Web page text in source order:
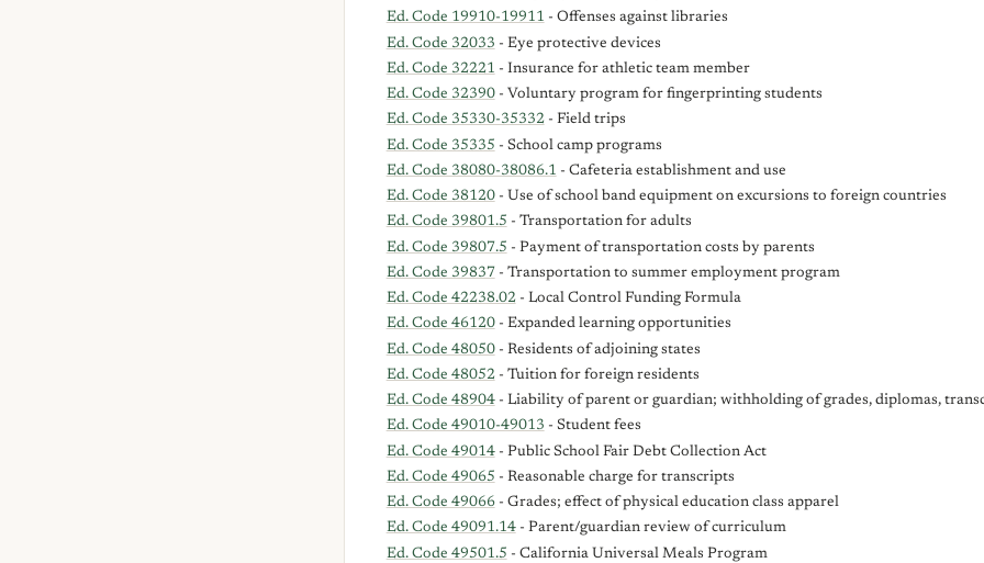
Ed. Code 19910-19911 - Offenses against libraries
Ed. Code 32033 - Eye protective devices
Ed. Code 32221 - Insurance for athletic team member
Ed. Code 32390- Voluntary program for fingerprinting students
Ed. Code 35330-35332- Field trips
Ed. Code 35335 - School camp programs
Ed. Code 38080-38086.1 - Cafeteria establishment and use
Ed. Code 38120- Use of school band equipment on excursions to foreign countries
Ed. Code 39801.5 - Transportation for adults
Ed. Code 39807.5 - Payment of transportation costs by parents
Ed. Code 39837- Transportation to summer employment program
Ed. Code 42238.02- Local Control Funding Formula
Ed. Code 46120- Expanded learning opportunities
Ed. Code 48050- Residents of adjoining states
Ed. Code 48052- Tuition for foreign residents
Ed. Code 48904- Liability of parent or guardian; withholding of grades, diplomas,
Ed. Code 49010-49013 - Student fees
Ed. Code 49014- Public School Fair Debt Collection Act
Ed. Code 49065 - Reasonable charge for transcripts
Ed. Code 49066- Grades; effect of physical education class apparel
Ed. Code 49091.14- Parent/guardian review of curriculum
Ed. Code 49501.5 - California Universal Meals Program